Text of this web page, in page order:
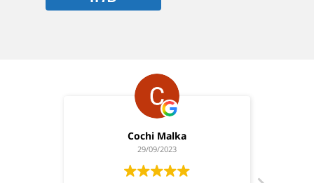
Cochi Malka
29/09/2023